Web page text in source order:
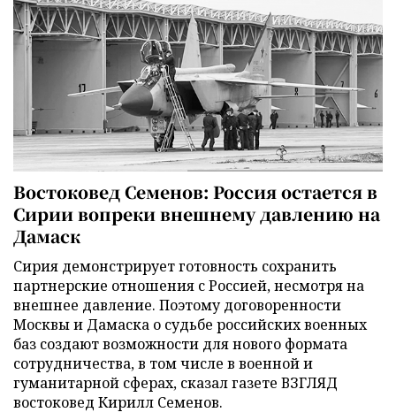
Востоковед Семенов: Россия остается в
Сирии вопреки внешнему давлению на
Дамаск
Сирия демонстрирует готовность сохранить
партнерские отношения с Россией, несмотря на
внешнее давление. Поэтому договоренности
Москвы и Дамаска о судьбе российских военных
баз создают возможности для нового формата
сотрудничества, в том числе в военной и
гуманитарной сферах, сказал газете ВЗГЛЯД
востоковед Кирилл Семенов.